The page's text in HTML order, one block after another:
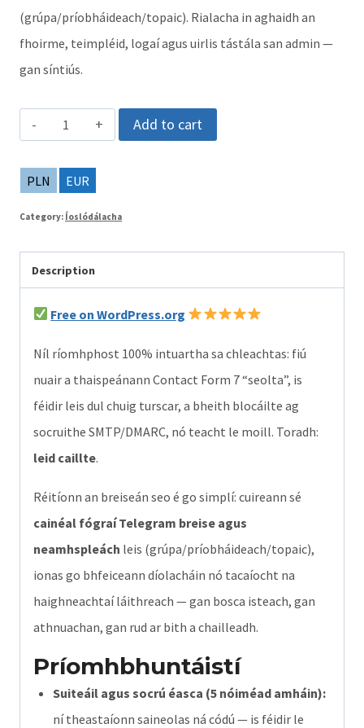
(grúpa/príobháideach/topaic). Rialacha in aghaidh an
fhoirme, teimpléid, logaí agus uirlis tástála san admin —
gan síntiús.
Breiseán
AroksDS
Alerts
for
Contact
to
Telegram
quantity
Add to cart
PLN EUR
Category: Íoslódálacha
Description
Free on WordPress.org
Níl ríomhphost 100% intuartha sa chleachtas: fiú
nuair a thaispeánann Contact Form 7 “seolta”, is
féidir leis dul chuig turscar, a bheith blocáilte ag
socruithe SMTP/DMARC, nó teacht le moill. Toradh:
leid caillte.
Réitíonn an breiseán seo é go simplí: cuireann sé
cainéal fógraí Telegram breise agus
neamhspleách leis (grúpa/príobháideach/topaic),
ionas go bhfeiceann díolacháin nó tacaíocht na
haighneachtaí láithreach — gan bosca isteach, gan
athnuachan, gan rud ar bith a chailleadh.
Príomhbhuntáistí
Suiteáil agus socrú éasca (5 nóiméad amháin):
ní theastaíonn saineolas ná códú — is féidir le